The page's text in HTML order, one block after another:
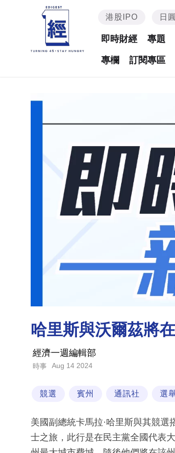
港股IPO 日圓
即時財經 專題
專欄 訂閱專區
哈里斯與沃爾茲將
經濟一週編輯部
時事 Aug 14 2024
競選 賓州 通訊社 選
美國副總統卡馬拉·哈里斯與其競
士之旅，此行是在民主黨全國代表